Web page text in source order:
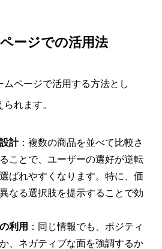
ージでの活用法
ページで活用する方法とし
れます。
計：複数の商品を並べて比較さ
ことで、ユーザーの選好が逆転
ばれやすくなります。特に、価
なる選択肢を提示することで効
利用 ：同じ情報でも、ポジティ
、ネガティブな面を強調するか